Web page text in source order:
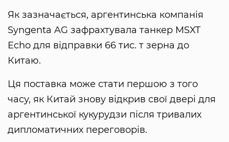
Як зазначається, аргентинська компанія
Syngenta AG зафрахтувала танкер MSXT
Echo для відправки 66 тис. т зерна до
Китаю.
Ця поставка може стати першою з того
часу, як Китай знову відкрив свої двері для
аргентинської кукурудзи після тривалих
дипломатичних переговорів.